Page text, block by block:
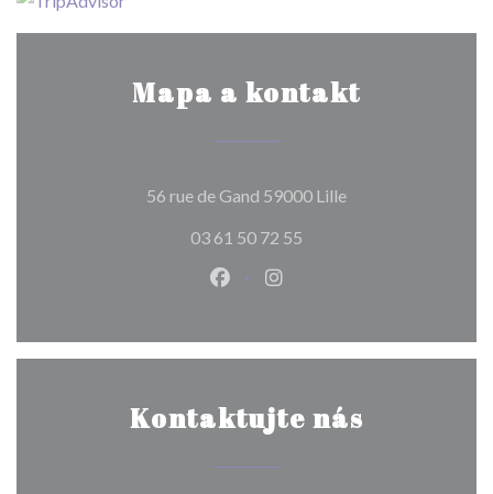
Mapa a kontakt
56 rue de Gand 59000 Lille((otevře se v
03 61 50 72 55
Facebook ((otevře se v novém
Instagram ((otevře se v
Kontaktujte nás